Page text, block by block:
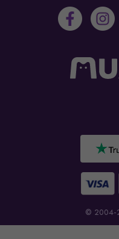
© 2004-